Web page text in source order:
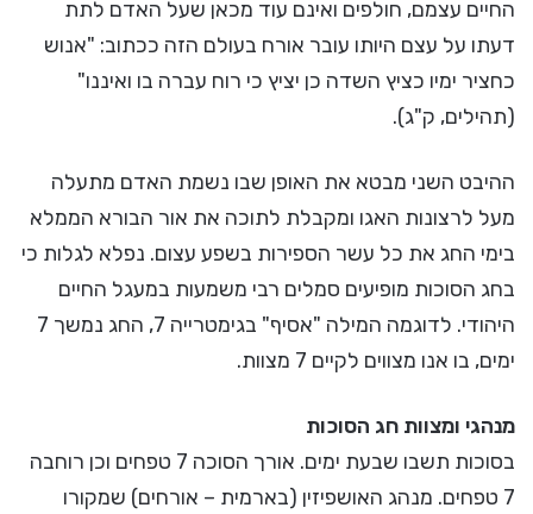
החיים עצמם, חולפים ואינם עוד מכאן שעל האדם לתת
דעתו על עצם היותו עובר אורח בעולם הזה ככתוב: "אנוש
כחציר ימיו כציץ השדה כן יציץ כי רוח עברה בו ואיננו"
(תהילים, ק"ג).
ההיבט השני מבטא את האופן שבו נשמת האדם מתעלה
מעל לרצונות האגו ומקבלת לתוכה את אור הבורא הממלא
בימי החג את כל עשר הספירות בשפע עצום. נפלא לגלות כי
בחג הסוכות מופיעים סמלים רבי משמעות במעגל החיים
היהודי. לדוגמה המילה "אסיף" בגימטרייה 7, החג נמשך 7
ימים, בו אנו מצווים לקיים 7 מצוות.
מנהגי ומצוות חג הסוכות
בסוכות תשבו שבעת ימים. אורך הסוכה 7 טפחים וכן רוחבה
7 טפחים. מנהג האושפיזין (בארמית – אורחים) שמקורו